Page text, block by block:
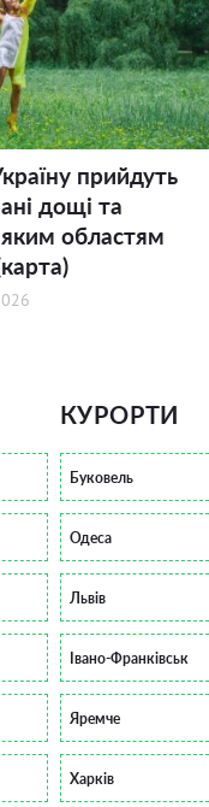
прийдуть
дощі та
областям
КУРОРТИ
Буковель
Одеса
Львів
Івано-Франківськ
Яремче
Харків